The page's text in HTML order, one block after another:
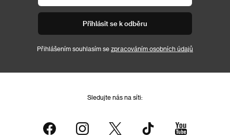
Přihlásit se k odběru
Přihlášením souhlasím se zpracováním osobních údajů
Sledujte nás na síti: